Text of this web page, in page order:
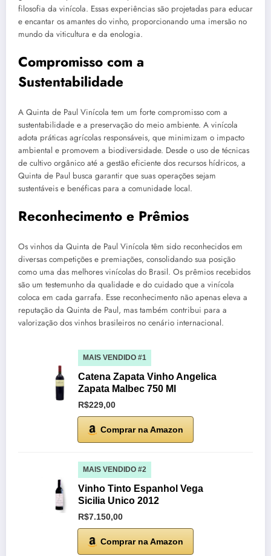
filosofia da vinícola. Essas experiências são projetadas para educar
e encantar os amantes do vinho, proporcionando uma imersão no
mundo da viticultura e da enologia.
Compromisso com a
Sustentabilidade
A Quinta de Paul Vinícola tem um forte compromisso com a
sustentabilidade e a preservação do meio ambiente. A vinícola
adota práticas agrícolas responsáveis, que minimizam o impacto
ambiental e promovem a biodiversidade. Desde o uso de técnicas
de cultivo orgânico até a gestão eficiente dos recursos hídricos, a
Quinta de Paul busca garantir que suas operações sejam
sustentáveis e benéficas para a comunidade local.
Reconhecimento e Prêmios
Os vinhos da Quinta de Paul Vinícola têm sido reconhecidos em
diversas competições e premiações, consolidando sua posição
como uma das melhores vinícolas do Brasil. Os prêmios recebidos
são um testemunho da qualidade e do cuidado que a vinícola
coloca em cada garrafa. Esse reconhecimento não apenas eleva a
reputação da Quinta de Paul, mas também contribui para a
valorização dos vinhos brasileiros no cenário internacional.
MAIS VENDIDO #1
Catena Zapata Vinho Angelica
Zapata Malbec 750 Ml
R$229,00
Comprar na Amazon
MAIS VENDIDO #2
Vinho Tinto Espanhol Vega
Sicilia Unico 2012
R$7.150,00
Comprar na Amazon